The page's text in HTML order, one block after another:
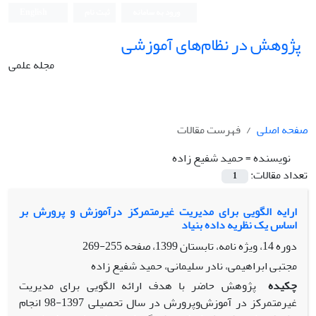
پژوهش در نظام‌های آموزشی
مجله علمی
صفحه اصلی
فهرست مقالات
نویسنده =حمید شفیع زاده
تعداد مقالات:
1
ارایه الگویی برای مدیریت غیرمتمرکز درآموزش و پرورش بر
اساس یک نظریه داده بنیاد
دوره 14، ویژه نامه، تابستان 1399، صفحه
255-269
مجتبی ابراهیمی، نادر سلیمانی، حمید شفیع زاده
چکیده پژوهش حاضر با هدف ارائه الگویی برای مدیریت
غیرمتمرکز در آموزش‌وپرورش در سال تحصیلی 1397-98 انجام